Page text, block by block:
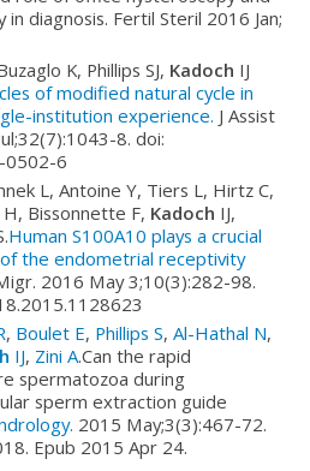
diagnosis. Fertil Steril 2016 Jan;
K, Phillips SJ, Kadoch IJ
of modified natural cycle in
institution experience. J Assist
8. doi:
0502-6
L, Antoine Y, Tiers L, Hirtz C,
Bissonnette F, Kadoch IJ,
Human S100A10 plays a crucial
the endometrial receptivity
2016 May 3;10(3):282-98.
, Boulet E, Phillips S,Al-Hathal N,
IJ, Zini A.Can the rapid
spermatozoa during
sperm extraction guide
2015 May;3(3):467-72.
Epub 2015 Apr 24.